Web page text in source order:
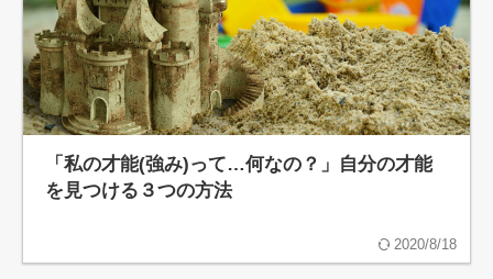
「私の才能(強み)って…何なの？」自分の才能
を見つける３つの方法
2020/8/18